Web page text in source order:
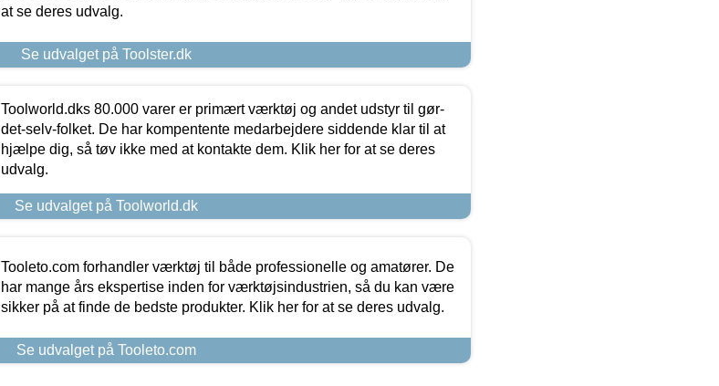
at se deres udvalg.
Se udvalget på Toolster.dk
Toolworld.dks 80.000 varer er primært værktøj og andet udstyr til gør-
det-selv-folket. De har kompentente medarbejdere siddende klar til at
hjælpe dig, så tøv ikke med at kontakte dem. Klik her for at se deres
udvalg.
Se udvalget på Toolworld.dk
Tooleto.com forhandler værktøj til både professionelle og amatører. De
har mange års ekspertise inden for værktøjsindustrien, så du kan være
sikker på at finde de bedste produkter. Klik her for at se deres udvalg.
Se udvalget på Tooleto.com